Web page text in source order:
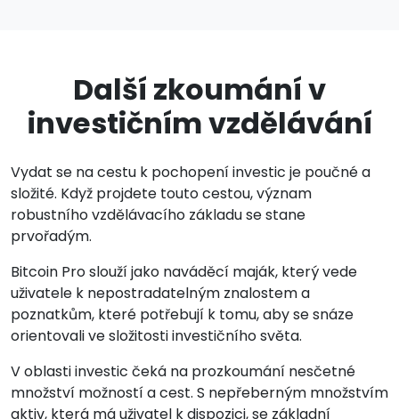
Další zkoumání v
investičním vzdělávání
Vydat se na cestu k pochopení investic je poučné a
složité. Když projdete touto cestou, význam
robustního vzdělávacího základu se stane
prvořadým.
Bitcoin Pro slouží jako naváděcí maják, který vede
uživatele k nepostradatelným znalostem a
poznatkům, které potřebují k tomu, aby se snáze
orientovali ve složitosti investičního světa.
V oblasti investic čeká na prozkoumání nesčetné
množství možností a cest. S nepřeberným množstvím
aktiv, která má uživatel k dispozici, se základní